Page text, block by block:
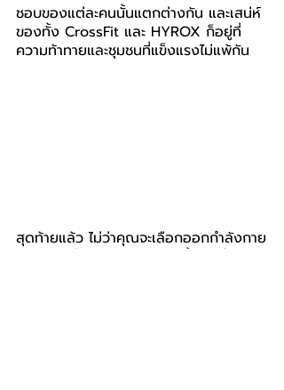
ชอบของแต่ละคนนั้นแตกต่างกัน และเสน่ห์
ของทั้ง CrossFit และ HYROX ก็อยู่ที่
ความท้าทายและชุมชนที่แข็งแรงไม่แพ้กัน
สุดท้ายแล้ว ไม่ว่าคุณจะเลือกออกกำลังกาย